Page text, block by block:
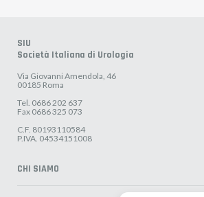
SIU
Società Italiana di Urologia
Via Giovanni Amendola, 46
00185 Roma
Tel. 0686 202 637
Fax 0686 325 073
C.F. 80193110584
P.IVA. 04534151008
CHI SIAMO